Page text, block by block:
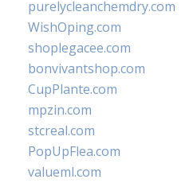
purelycleanchemdry.com
WishOping.com
shoplegacee.com
bonvivantshop.com
CupPlante.com
mpzin.com
stcreal.com
PopUpFlea.com
valueml.com